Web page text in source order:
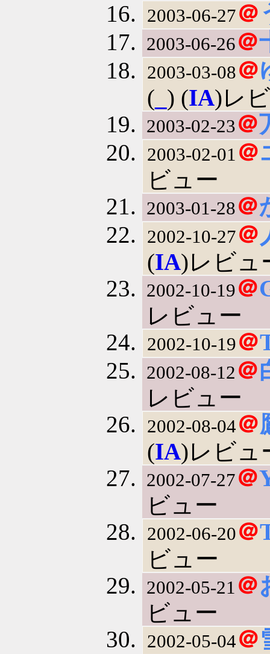
2003-06-27＠
2003-06-26＠
2003-03-08＠
( ) (IA)レ
2003-02-23＠
2003-02-01 ＠
ビュー
2003-01-28＠
2002-10-27＠
(IA)レビュ
2002-10-19＠
レビュー
2002-10-19＠
2002-08-12 ＠
レビュー
2002-08-04＠
(IA)レビュ
2002-07-27＠
ビュー
2002-06-20＠
ビュー
2002-05-21 ＠
ビュー
2002-05-04＠